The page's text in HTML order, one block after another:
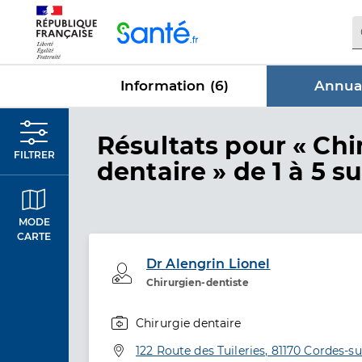
Information (6)
FILTRER
MODE
CARTE
Résultats dans
pour «
dentaire » de 1 à 5
Dr Alengrin Lionel
Chirurgien-dentiste
Professionel de santé
Chirurgie dentaire
Adresse
122 Route des Tuileries, 81170 Cordes-
Panneau de gestion des cookies